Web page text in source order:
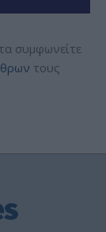
συμφωνείτε
τους